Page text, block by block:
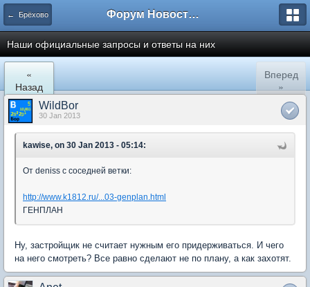
← Брёхово Форум Новостройки
Наши официальные запросы и ответы на них
«
Назад
Вперед
»
WildBor
30 Jan 2013
kawise, on 30 Jan 2013 - 05:14:
От deniss с соседней ветки:
http://www.k1812.ru/...03-genplan.html
ГЕНПЛАН
Ну, застройщик не считает нужным его придерживаться. И чего
на него смотреть? Все равно сделают не по плану, а как захотят.